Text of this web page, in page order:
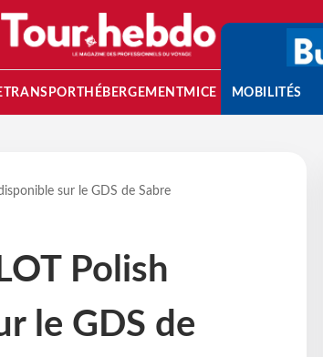
TRANSPORT HÉBERGEMENTMICE MOBILITÉS
sur le GDS de Sabre
Polish
le GDS de